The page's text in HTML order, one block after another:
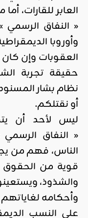
العابر للقارات،
« النفاق الرسمي
وأوروبا
العقوبات وإن
حقيقة تجربة
نظام بشار
أو نقتلكم.
ليس لأحد أن
« النفاق الرسمي
الناس، فهم من
قوية من الحقوق
والشذوذ،
وأحكامه
على النسب